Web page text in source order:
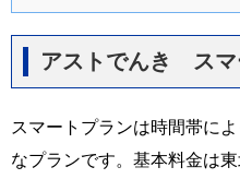
アストでんき スマ
スマートプランは時間帯に
なプランです。基本料金は